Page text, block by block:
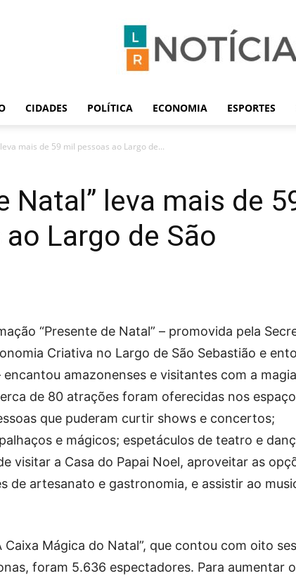
Notícias
CIDADES POLÍTICA ECONOMIA ESPORTES
mais de 59 mil pessoas ao Largo de...
Natal” leva mais de
Largo de São
“Presente de Natal” – promovida pela
Criativa no Largo de São Sebastião e
amazonenses e visitantes com a magia
de 80 atrações foram oferecidas nos
que puderam curtir shows e concertos;
e mágicos; espetáculos de teatro e
visitar a Casa do Papai Noel, aproveitar as
de artesanato e gastronomia, e assistir ao
Caixa Mágica do Natal”, que contou com oito
foram 5.636 espectadores. Para aumentar o